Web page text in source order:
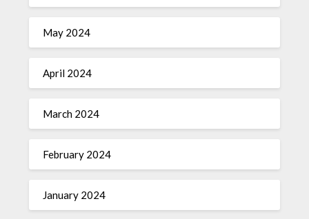
May 2024
April 2024
March 2024
February 2024
January 2024